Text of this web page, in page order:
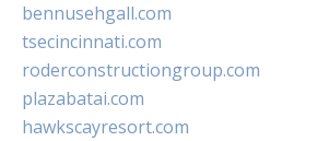
bennusehgall.com
tsecincinnati.com
roderconstructiongroup.com
plazabatai.com
hawkscayresort.com